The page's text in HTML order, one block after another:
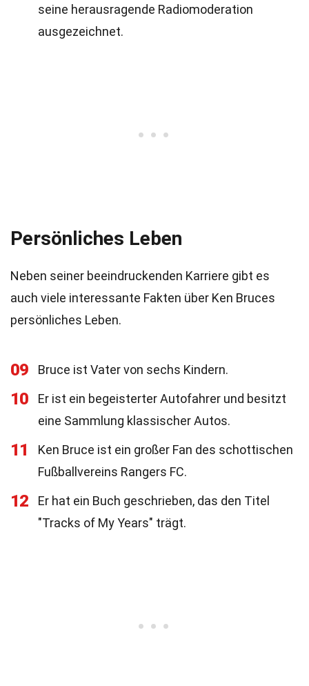
seine herausragende Radiomoderation
ausgezeichnet.
Persönliches Leben
Neben seiner beeindruckenden Karriere gibt es
auch viele interessante Fakten über Ken Bruces
persönliches Leben.
09 Bruce ist Vater von sechs Kindern.
10
Er ist ein begeisterter Autofahrer und besitzt
eine Sammlung klassischer Autos.
11
Ken Bruce ist ein großer Fan des schottischen
Fußballvereins Rangers FC.
12
Er hat ein Buch geschrieben, das den Titel
"Tracks of My Years" trägt.